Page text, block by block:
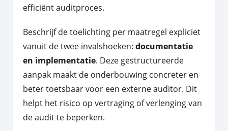
efficiënt auditproces.
Beschrijf de toelichting per maatregel expliciet
vanuit de twee invalshoeken: documentatie
en implementatie. Deze gestructureerde
aanpak maakt de onderbouwing concreter en
beter toetsbaar voor een externe auditor. Dit
helpt het risico op vertraging of verlenging van
de audit te beperken.